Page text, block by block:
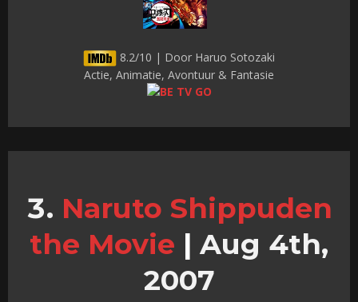
8.2/10 | Door Haruo Sotozaki
Actie, Animatie, Avontuur & Fantasie
Naruto Shippuden
the Movie | Aug 4th,
2007